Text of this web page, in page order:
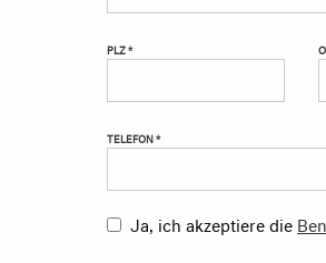
PLZ *
TELEFON *
Ja, ich akzeptiere die